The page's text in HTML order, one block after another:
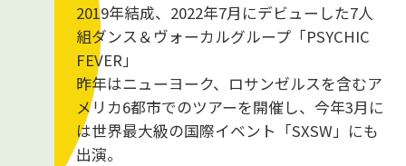
2019年結成、2022年7月にデビューした7人
組ダンス＆ヴォーカルグループ「PSYCHIC
FEVER」
昨年はニューヨーク、ロサンゼルスを含むア
メリカ6都市でのツアーを開催し、今年3月に
は世界最大級の国際イベント「SXSW」にも
出演。